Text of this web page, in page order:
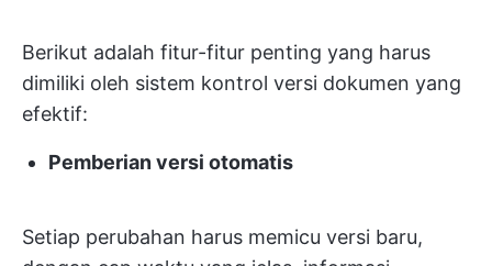
Berikut adalah fitur-fitur penting yang harus
dimiliki oleh sistem kontrol versi dokumen yang
efektif:
Pemberian versi otomatis
Setiap perubahan harus memicu versi baru,